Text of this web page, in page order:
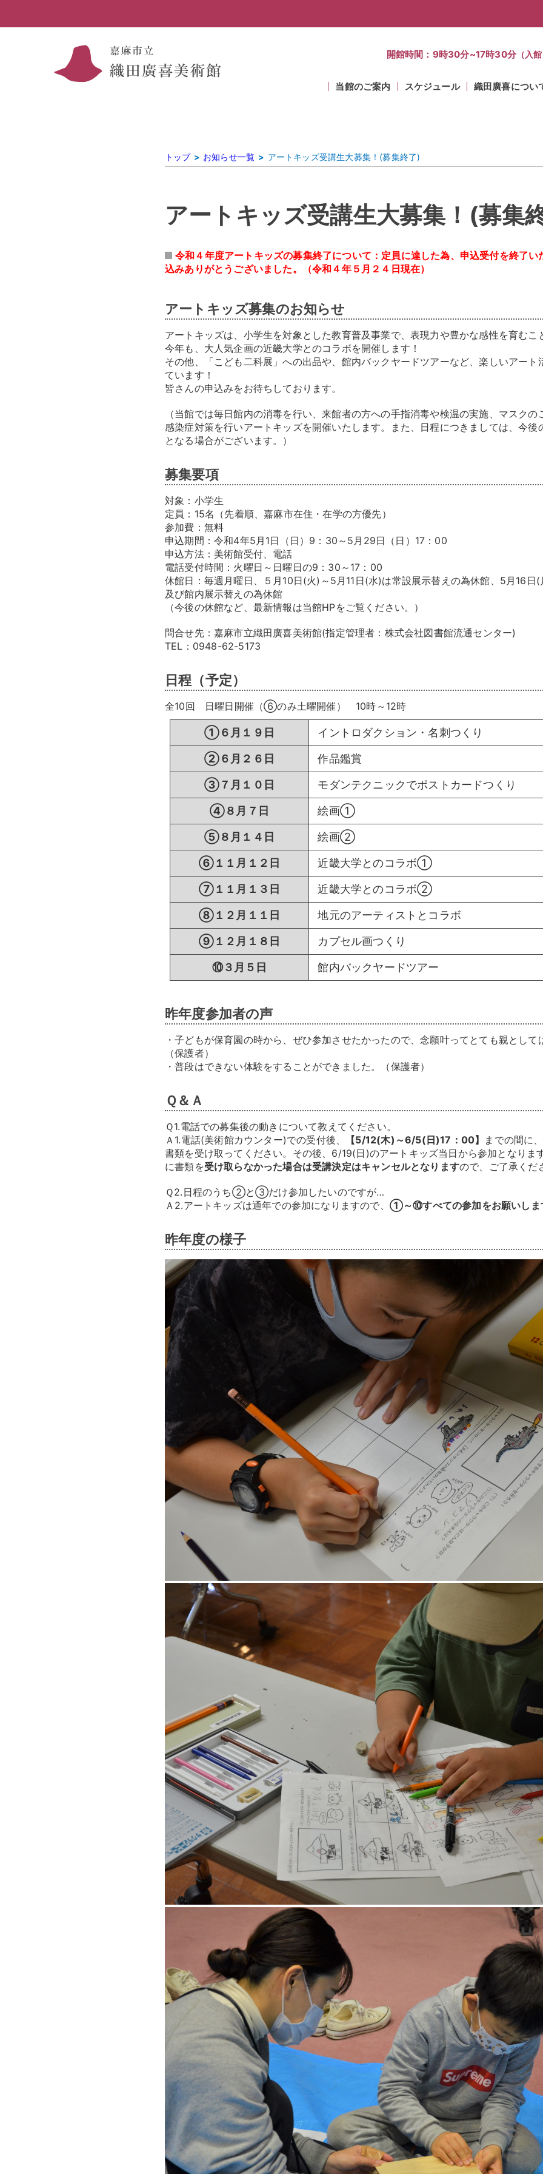
開館時間：9時30分~17時30分 （入
当館のご案内 スケジュール 織田廣喜につい
トップ お知らせ一覧 アートキッズ受講生大募集！(募集終了)
アートキッズ受講生大募集！(募集
令和４年度アートキッズの募集終了について：定員に達した為、申込受付を終了い
込みありがとうございました。（令和４年５月２４日現在）
アートキッズ募集のお知らせ
アートキッズは、小学生を対象とした教育普及事業で、表現力や豊かな感性を育むこ
今年も、大人気企画の近畿大学とのコラボを開催します！
その他、「こども二科展」への出品や、館内バックヤードツアーなど、楽しいアート
ています！
皆さんの申込みをお待ちしております。
（当館では毎日館内の消毒を行い、来館者の方への手指消毒や検温の実施、マスク
感染症対策を行いアートキッズを開催いたします。また、日程につきましては、今後
となる場合がございます。）
募集要項
対象：小学生
定員：15名（先着順、嘉麻市在住・在学の方優先）
参加費：無料
申込期間：令和4年5月1日（日）9：30～5月29日（日）17：00
申込方法：美術館受付、電話
電話受付時間：火曜日～日曜日の9：30～17：00
休館日：毎週月曜日、５月10日(火)～5月11日(水)は常設展示替えの為休館、5月16日
及び館内展示替えの為休館
（今後の休館など、最新情報は当館HPをご覧ください。）
問合せ先：嘉麻市立織田廣喜美術館(指定管理者：株式会社図書館流通センター)
TEL：0948-62-5173
日程（予定）
全10回 日曜日開催（⑥のみ土曜開催） 10時～12時
①６月１９日 イントロダクション・名刺つくり
②６月２６日 作品鑑賞
③７月１０日 モダンテクニックでポストカードつくり
④８月７日 絵画①
⑤８月１４日 絵画②
⑥１１月１２日 近畿大学とのコラボ①
⑦１１月１３日 近畿大学とのコラボ②
⑧１２月１１日 地元のアーティストとコラボ
⑨１２月１８日 カプセル画つくり
⑩３月５日 館内バックヤードツアー
昨年度参加者の声
・子どもが保育園の時から、ぜひ参加させたかったので、念願叶ってとても親として
（保護者）
・普段はできない体験をすることができました。（保護者）
Ｑ＆Ａ
Ｑ1.電話での募集後の動きについて教えてください。
Ａ1.電話(美術館カウンター)での受付後、
【5/12(木)～6/5(日)17：00】
までの間に
書類を受け取ってください。その後、6/19(日)のアートキッズ当日から参加となりま
に書類を受け取らなかった場合は受講決定はキャンセルとなりますので、ご了承くだ
Ｑ2.日程のうち②と③だけ参加したいのですが…
Ａ2.アートキッズは通年での参加になりますので、 ①～⑩すべての参加をお願いしま
昨年度の様子